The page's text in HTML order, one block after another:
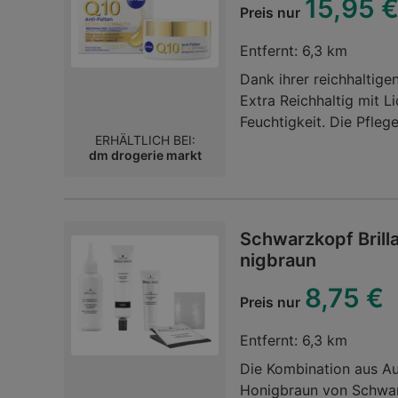
Preis nur 15,95 €
Entfernt: 6,3 km
Dank ihrer
Extra Reichhaltig mit
Feuchtigkeit. Die
lichtbedingter
vorbeugen
für 91 % der Frauen
Strafft
FrauenKategorie:Anti
ERHÄLTLICH BEI:
dm drogerie markt
Schwarzkopf
nigbraun
Preis nur 8,75 €
Entfernt: 6,3 km
Die Kombination aus
Honigbraun von